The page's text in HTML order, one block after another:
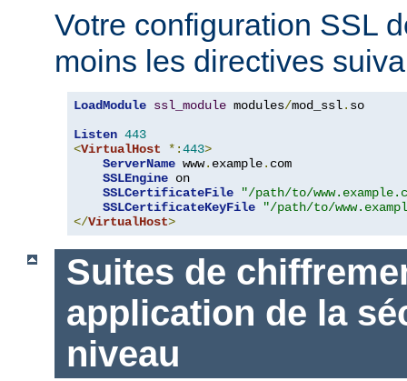
Votre configuration SSL
moins les directives
LoadModule ssl_module modules/mod_ssl. so
Listen 443
<VirtualHost *:443>
ServerName www. example. com
SSLEngine on
SSLCertificateFile
"/path/to/
SSLCertificateKeyFile
"/path/to/
</VirtualHost>
Suites de
application de la
niveau